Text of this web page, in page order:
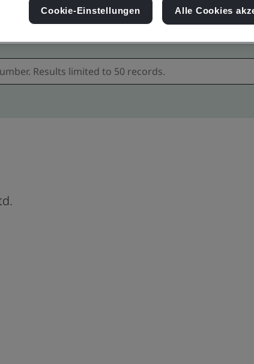
certificates - Validation and Verification,
Cookie-Einstellungen Alle Cookies